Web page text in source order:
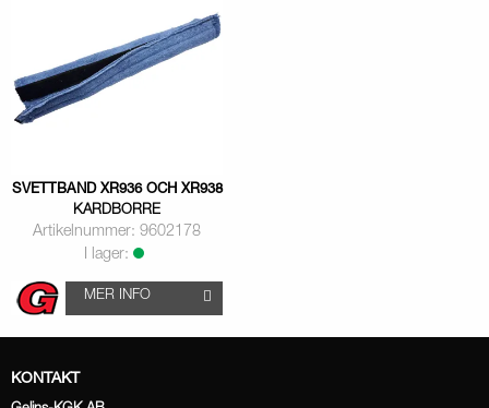
SVETTBAND XR936 OCH XR938
KARDBORRE
Artikelnummer: 9602178
I lager:
MER INFO
KONTAKT